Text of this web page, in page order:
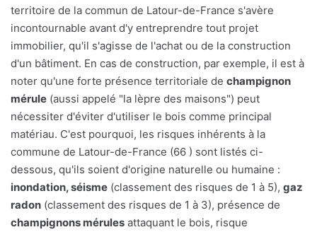
territoire de la commun de Latour-de-France s'avère
incontournable avant d'y entreprendre tout projet
immobilier, qu'il s'agisse de l'achat ou de la construction
d'un bâtiment. En cas de construction, par exemple, il est à
noter qu'une forte présence territoriale de champignon
mérule (aussi appelé "la lèpre des maisons") peut
nécessiter d'éviter d'utiliser le bois comme principal
matériau. C'est pourquoi, les risques inhérents à la
commune de Latour-de-France (66 ) sont listés ci-
dessous, qu'ils soient d'origine naturelle ou humaine :
inondation, séisme (classement des risques de 1 à 5), gaz
radon (classement des risques de 1 à 3), présence de
champignons mérules attaquant le bois, risque